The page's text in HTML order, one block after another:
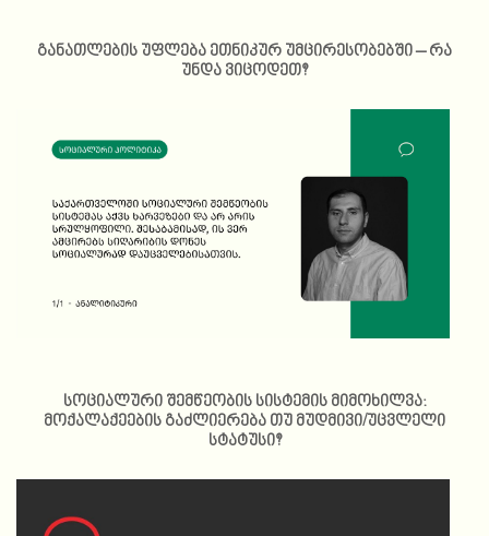
განათლების უფლება ეთნიკურ უმცირესობებში – რა
უნდა ვიცოდეთ?
სოციალური შემწეობის სისტემის მიმოხილვა:
მოქალაქეების გაძლიერება თუ მუდმივი/უცვლელი
სტატუსი?